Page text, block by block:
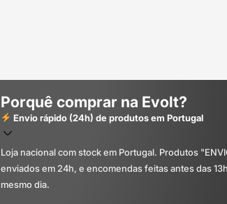
Porquê comprar na Evolt?
Envio rápido (24h) de produtos em Portugal
Loja nacional com stock em Portugal. Produtos
enviados em 24h, e encomendas feitas antes das
mesmo dia.